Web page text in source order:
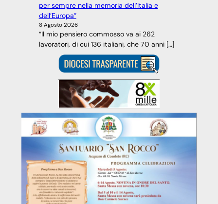
per sempre nella memoria dell’Italia e
dell’Europa”
8 Agosto 2026
“Il mio pensiero commosso va ai 262
lavoratori, di cui 136 italiani, che 70 anni […]